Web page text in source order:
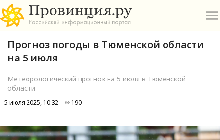
А
Прогноз погоды в Тюменской области
на 5 июля
Метеорологический прогноз на 5 июля в Тюменской
области
5 июля 2025, 10:32 190